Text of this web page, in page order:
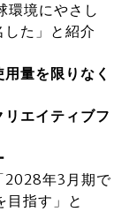
環境にやさし
した」と紹介
量を限りなく
リエイティブフ
2028年3月期で
指す」と